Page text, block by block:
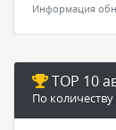
Информация
TOP 10
По